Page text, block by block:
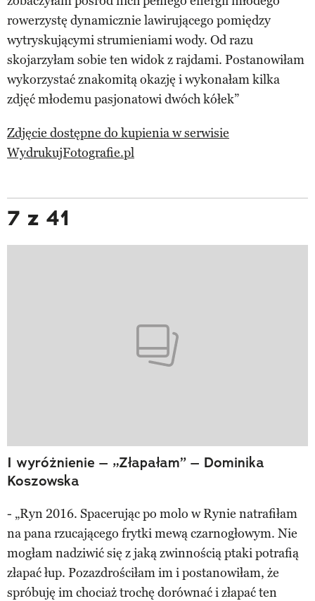
rowerzystę dynamicznie lawirującego pomiędzy
wytryskującymi strumieniami wody. Od razu
skojarzyłam sobie ten widok z rajdami. Postanowiłam
wykorzystać znakomitą okazję i wykonałam kilka
zdjęć młodemu pasjonatowi dwóch kółek”
Zdjęcie dostępne do kupienia w serwisie
WydrukujFotografie.pl
7 z 41
I wyróżnienie – „Złapałam” – Dominika
Koszowska
- „Ryn 2016. Spacerując po molo w Rynie natrafiłam
na pana rzucającego frytki mewą czarnogłowym. Nie
mogłam nadziwić się z jaką zwinnością ptaki potrafią
złapać łup. Pozazdrościłam im i postanowiłam, że
spróbuję im chociaż trochę dorównać i złapać ten